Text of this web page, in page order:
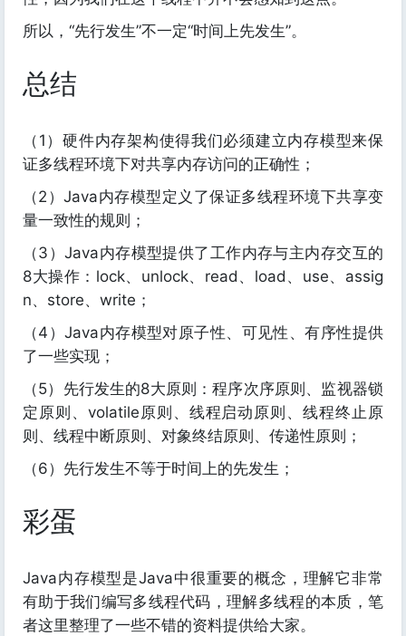
所以，“先行发生”不一定“时间上先发生”。
总结
（1）硬件内存架构使得我们必须建立内存模型来保
证多线程环境下对共享内存访问的正确性；
（2）Java内存模型定义了保证多线程环境下共享变
量一致性的规则；
（3）Java内存模型提供了工作内存与主内存交互的
8大操作：lock、unlock、read、load、use、assig
n、store、write；
（4）Java内存模型对原子性、可见性、有序性提供
了一些实现；
（5）先行发生的8大原则：程序次序原则、监视器锁
定原则、volatile原则、线程启动原则、线程终止原
则、线程中断原则、对象终结原则、传递性原则；
（6）先行发生不等于时间上的先发生；
彩蛋
Java内存模型是Java中很重要的概念，理解它非常
有助于我们编写多线程代码，理解多线程的本质，笔
者这里整理了一些不错的资料提供给大家。